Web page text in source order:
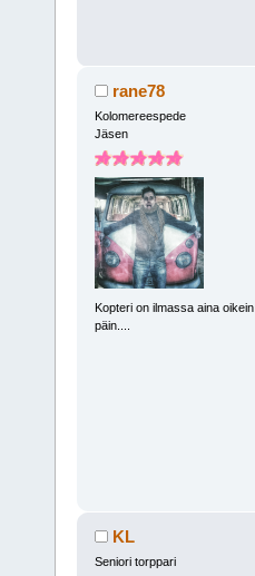
rane78
Kolomereespede
Jäsen
Kopteri on ilmassa aina oikein
päin....
KL
Seniori torppari